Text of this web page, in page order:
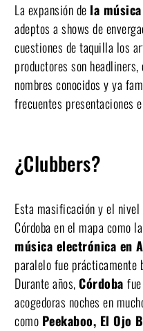
La expansión de la
adeptos a shows de
cuestiones de taquilla los
productores son
nombres conocidos y ya
frecuentes presentaciones
¿Clubbers?
Esta masificación y el nivel
Córdoba en el mapa como
música electrónica en
paralelo fue prácticamente
Durante años,Córdoba
acogedoras noches en
como Peekaboo, El Ojo